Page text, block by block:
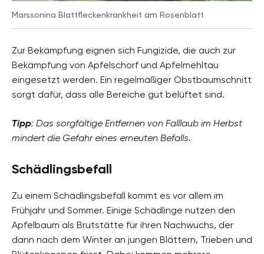
Marssonina Blattfleckenkrankheit am Rosenblatt
Zur Bekämpfung eignen sich Fungizide, die auch zur
Bekämpfung von Apfelschorf und Apfelmehltau
eingesetzt werden. Ein regelmäßiger Obstbaumschnitt
sorgt dafür, dass alle Bereiche gut belüftet sind.
Tipp: Das sorgfältige Entfernen von Falllaub im Herbst
mindert die Gefahr eines erneuten Befalls.
Schädlingsbefall
Zu einem Schädlingsbefall kommt es vor allem im
Frühjahr und Sommer. Einige Schädlinge nutzen den
Apfelbaum als Brutstätte für ihren Nachwuchs, der
dann nach dem Winter an jungen Blättern, Trieben und